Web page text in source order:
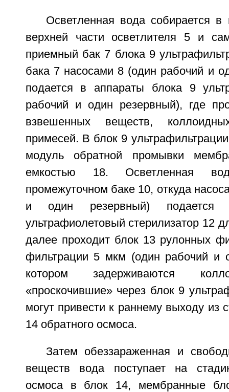
Осветленная вода собирается
верхней части осветлителя 5 и
приемный бак 7 блока 9
бака 7 насосами 8 (один рабочий и
подается в аппараты блока 9
рабочий и один резервный), где
взвешенных веществ,
примесей. В блок 9
модуль обратной промывки
емкостью 18. Осветленная
промежуточном баке 10, откуда
и один резервный)
ультрафиолетовый стерилизатор 12
далее проходит блок 13 рулонных
фильтрации 5 мкм (один рабочий и
котором задерживаются
«проскочившие» через блок 9
могут привести к раннему выходу из
14 обратного осмоса.
Затем обеззараженная и
веществ вода поступает на
осмоса в блок 14, мембранные